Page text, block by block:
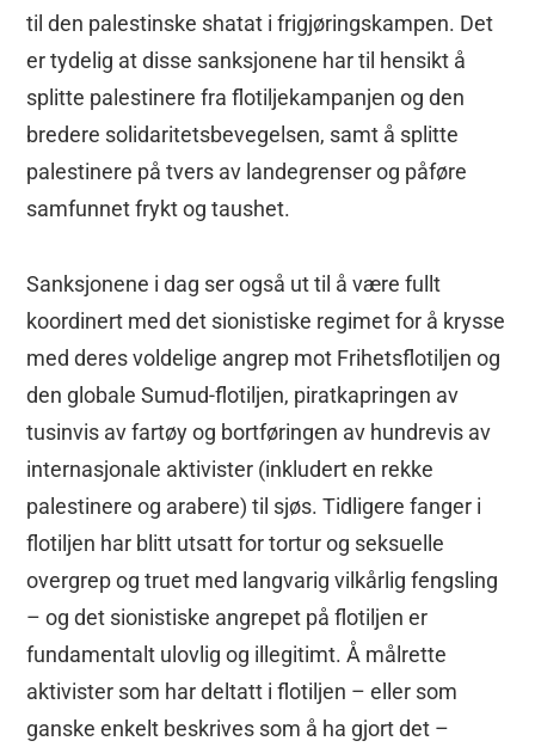
til den palestinske shatat i frigjøringskampen. Det
er tydelig at disse sanksjonene har til hensikt å
splitte palestinere fra flotiljekampanjen og den
bredere solidaritetsbevegelsen, samt å splitte
palestinere på tvers av landegrenser og påføre
samfunnet frykt og taushet.
Sanksjonene i dag ser også ut til å være fullt
koordinert med det sionistiske regimet for å krysse
med deres voldelige angrep mot Frihetsflotiljen og
den globale Sumud-flotiljen, piratkapringen av
tusinvis av fartøy og bortføringen av hundrevis av
internasjonale aktivister (inkludert en rekke
palestinere og arabere) til sjøs. Tidligere fanger i
flotiljen har blitt utsatt for tortur og seksuelle
overgrep og truet med langvarig vilkårlig fengsling
– og det sionistiske angrepet på flotiljen er
fundamentalt ulovlig og illegitimt. Å målrette
aktivister som har deltatt i flotiljen – eller som
ganske enkelt beskrives som å ha gjort det –